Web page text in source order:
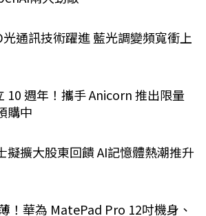
通訊技術躍進 藍光調變頻寬衝上
10 週年！攜手 Anicorn 推出限量
購中
擬擴大股東回饋 AI記憶體熱潮推升
！華為 MatePad Pro 12吋機身、